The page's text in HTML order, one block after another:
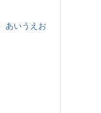
あいうえお